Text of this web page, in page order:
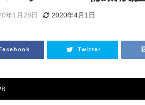
年1月28日 2020年4月1日
Facebook Twitter